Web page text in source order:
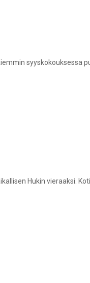
syyskokouksessa
Hukin vieraaksi.